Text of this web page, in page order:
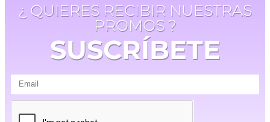
¿ QUIERES RECIBIR NUESTRAS
PROMOS ?
SUSCRÍBETE